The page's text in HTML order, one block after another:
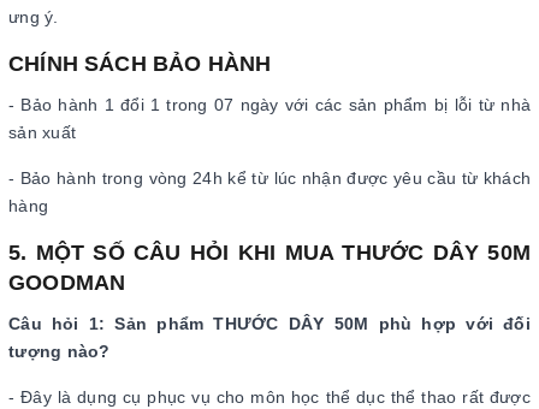
ưng ý.
CHÍNH SÁCH BẢO HÀNH
- Bảo hành 1 đổi 1 trong 07 ngày với các sản phẩm bị lỗi từ nhà
sản xuất
- Bảo hành trong vòng 24h kể từ lúc nhận được yêu cầu từ khách
hàng
5. MỘT SỐ CÂU HỎI KHI MUA THƯỚC DÂY 50M
GOODMAN
Câu hỏi 1: Sản phẩm THƯỚC DÂY 50M phù hợp với đối
tượng nào?
- Đây là dụng cụ phục vụ cho môn học thể dục thể thao rất được